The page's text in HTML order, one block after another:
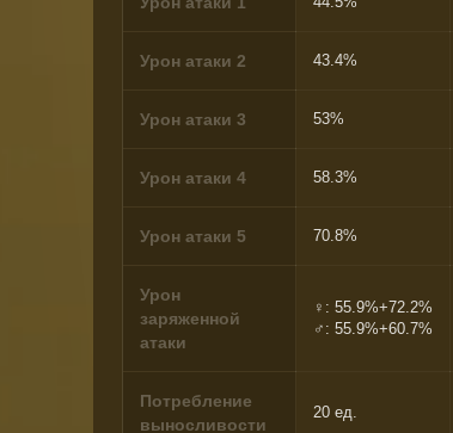
Урон атаки 2 43.4%
Урон атаки 3 53%
Урон атаки 4 58.3%
Урон атаки 5 70.8%
Урон
заряженной
атаки
♀: 55.9%+72.2%
♂: 55.9%+60.7%
Потребление
выносливости
20 ед.